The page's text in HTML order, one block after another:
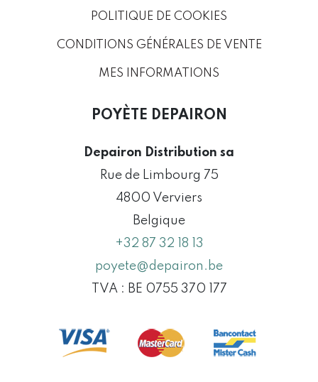
POLITIQUE DE COOKIES
CONDITIONS GÉNÉRALES DE VENTE
MES INFORMATIONS
POYÈTE DEPAIRON
Depairon Distribution sa
Rue de Limbourg 75
4800 Verviers
Belgique
+32 87 32 18 13
poyete@depairon.be
TVA : BE 0755 370 177